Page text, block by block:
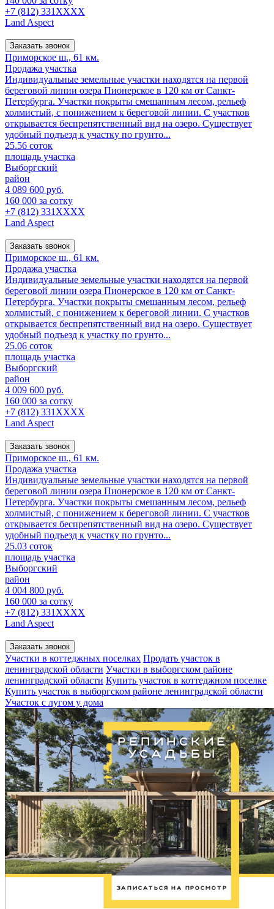
+7 (812) 331XXXX
Land Aspect
Заказать звонок
Приморское ш., 61 км.
Продажа участка
Индивидуальные земельные участки находятся на первой
береговой линии озера Пионерское в 120 км от Санкт-
Петербурга. Участки покрыты смешанным лесом, рельеф
холмистый, с понижением к береговой линии. С участков
открывается беспрепятственный вид на озеро. Существует
удобный подъезд к участку по грунто...
25.56 соток
площадь участка
Выборгский
район
4 089 600 руб.
160 000 за сотку
+7 (812) 331XXXX
Land Aspect
Заказать звонок
Приморское ш., 61 км.
Продажа участка
Индивидуальные земельные участки находятся на первой
береговой линии озера Пионерское в 120 км от Санкт-
Петербурга. Участки покрыты смешанным лесом, рельеф
холмистый, с понижением к береговой линии. С участков
открывается беспрепятственный вид на озеро. Существует
удобный подъезд к участку по грунто...
25.06 соток
площадь участка
Выборгский
район
4 009 600 руб.
160 000 за сотку
+7 (812) 331XXXX
Land Aspect
Заказать звонок
Приморское ш., 61 км.
Продажа участка
Индивидуальные земельные участки находятся на первой
береговой линии озера Пионерское в 120 км от Санкт-
Петербурга. Участки покрыты смешанным лесом, рельеф
холмистый, с понижением к береговой линии. С участков
открывается беспрепятственный вид на озеро. Существует
удобный подъезд к участку по грунто...
25.03 соток
площадь участка
Выборгский
район
4 004 800 руб.
160 000 за сотку
+7 (812) 331XXXX
Land Aspect
Заказать звонок
Участки в коттеджных поселках Продать участок в
ленинградской области Участки в выборгском районе
ленинградской области Купить участок в коттеджном поселке
Купить участок в выборгском районе ленинградской области
Участок с лугом у дома